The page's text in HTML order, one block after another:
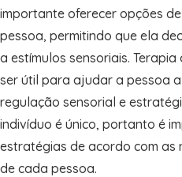
importante oferecer opções
pessoa, permitindo que ela
a estímulos sensoriais.
ser útil para ajudar a pessoa
regulação sensorial e
indivíduo é único, portanto é
estratégias de acordo com as
de cada pessoa.